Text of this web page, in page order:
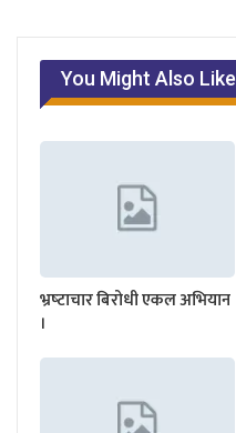
You Might Also Like
भ्रष्‍टाचार बिरोधी एकल अभियान
।